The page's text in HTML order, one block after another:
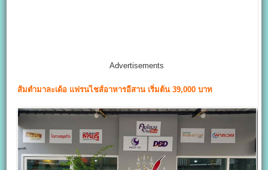
Advertisements
ส้มตำมาละเด้อ แฟรนไชส์อาหารอีสาน เริ่มต้น 39,000 บาท